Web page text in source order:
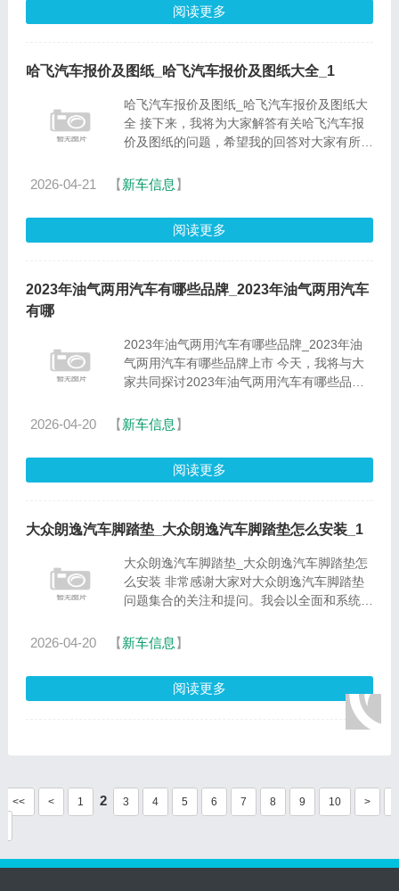
阅读更多
哈飞汽车报价及图纸_哈飞汽车报价及图纸大全_1
哈飞汽车报价及图纸_哈飞汽车报价及图纸大
全 接下来，我将为大家解答有关哈飞汽车报
价及图纸的问题，希望我的回答对大家有所帮
及图纸的话题吧。1.哈飞汽车的价格哈飞汽车
2026-04-21 【新车信息 】
阅读更多
2023年油气两用汽车有哪些品牌_2023年油气两用汽车
有哪
2023年油气两用汽车有哪些品牌_2023年油
气两用汽车有哪些品牌上市 今天，我将与大
家共同探讨2023年油气两用汽车有哪些品牌
提供一些参考和建议。1.油电混合车有哪些品
2026-04-20 【新车信息 】
阅读更多
大众朗逸汽车脚踏垫_大众朗逸汽车脚踏垫怎么安装_1
大众朗逸汽车脚踏垫_大众朗逸汽车脚踏垫怎
么安装 非常感谢大家对大众朗逸汽车脚踏垫
问题集合的关注和提问。我会以全面和系统的
建议和思路。1.大众新朗逸坐垫安装方法是什
2026-04-20 【新车信息 】
阅读更多
<< < 1 2 3 4 5 6 7 8 9 10 >